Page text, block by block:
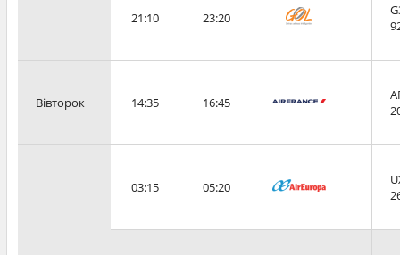
21:10 23:20
Вівторок 14:35 16:45
03:15 05:20